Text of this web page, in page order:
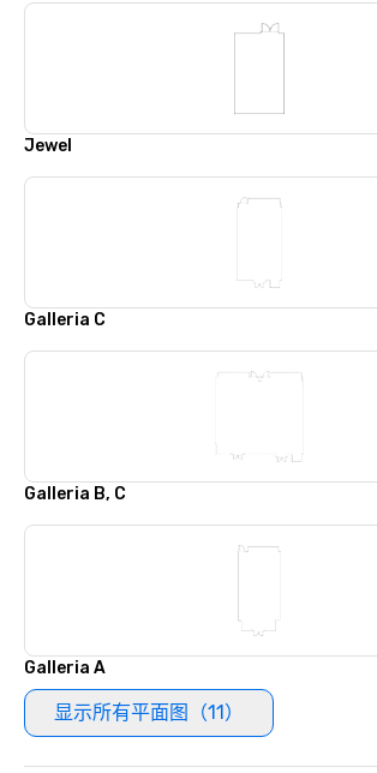
Jewel
Galleria C
Galleria B, C
Galleria A
显示所有平面图（11）